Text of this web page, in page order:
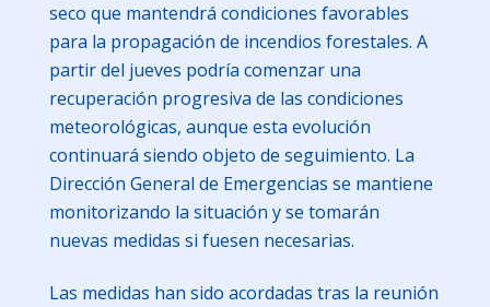
seco que mantendrá condiciones favorables
para la propagación de incendios forestales. A
partir del jueves podría comenzar una
recuperación progresiva de las condiciones
meteorológicas, aunque esta evolución
continuará siendo objeto de seguimiento. La
Dirección General de Emergencias se mantiene
monitorizando la situación y se tomarán
nuevas medidas si fuesen necesarias.
Las medidas han sido acordadas tras la reunión